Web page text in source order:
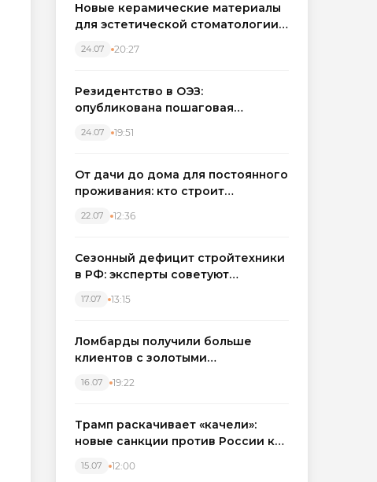
Новые керамические материалы
для эстетической стоматологии
24.07 20:27
Резидентство в ОЭЗ:
опубликована пошаговая
налоговых льгот для инвесторов
24.07 19:51
От дачи до дома для постоянного
проживания: кто строит
Западном регионе
22.07 12:36
Сезонный дефицит стройтехники
в РФ: эксперты советуют
17.07 13:15
Ломбарды получили больше
клиентов с золотыми
вырос на фоне подорожания
16.07 19:22
Трамп раскачивает «качели»:
новые санкции против России как
15.07 12:00